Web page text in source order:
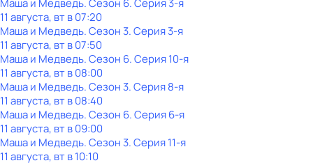
Маша и Медведь. Сезон 6. Серия 3-я
11 августа, вт в 07:20
Маша и Медведь. Сезон 3. Серия 3-я
11 августа, вт в 07:50
Маша и Медведь. Сезон 6. Серия 10-я
11 августа, вт в 08:00
Маша и Медведь. Сезон 3. Серия 8-я
11 августа, вт в 08:40
Маша и Медведь. Сезон 6. Серия 6-я
11 августа, вт в 09:00
Маша и Медведь. Сезон 3. Серия 11-я
11 августа, вт в 10:10